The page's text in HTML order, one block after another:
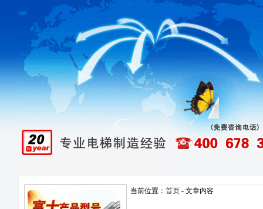
当前位置： 首页 - 文章内容